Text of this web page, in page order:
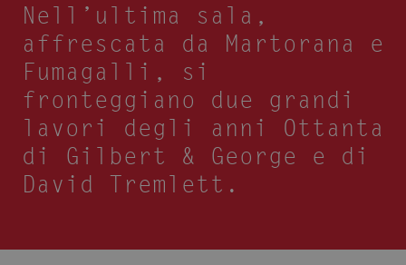
Nell’ultima sala,
affrescata da Martorana e
Fumagalli, si
fronteggiano due grandi
lavori degli anni Ottanta
di Gilbert & George e di
David Tremlett.